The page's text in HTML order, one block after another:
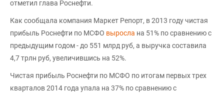
отметил глава Роснефти.
Как сообщала компания Маркет Репорт, в 2013 году чистая
прибыль Роснефти по МСФО выросла на 51% по сравнению с
предыдущим годом - до 551 млрд руб, а выручка составила
4,7 трлн руб, увеличившись на 52%.
Чистая прибыль Роснефти по МСФО по итогам первых трех
кварталов 2014 года упала на 37% по сравнению с